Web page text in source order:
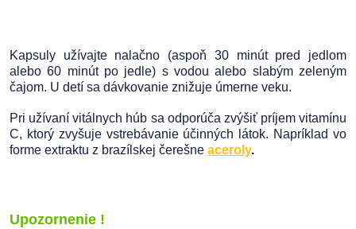
Kapsuly užívajte nalačno (aspoň 30 minút pred jedlom
alebo 60 minút po jedle) s vodou alebo slabým zeleným
čajom. U detí sa dávkovanie znižuje úmerne veku.
Pri užívaní vitálnych húb sa odporúča zvýšiť príjem vitamínu
C, ktorý zvyšuje vstrebávanie účinných látok. Napríklad vo
forme extraktu z brazílskej čerešne aceroly.
Upozornenie !